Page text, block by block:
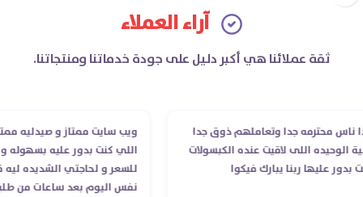
آراء العملاء
ثقة عملائنا هي أكبر دليل على جودة خدماتنا ومنتجاتنا.
محترمه جدا وتعاملهم ذوق جدا
اللى لاقيت عنده الكبسولات
عليها ربنا يبارك فيكوا
ويب سايت ممتاز و صيدليه ممتازه
اللي كنت بدور عليه بسهوله و
للسعر و لحاجتي الشديده ليه
نفس اليوم بعد ساعات من طلبي